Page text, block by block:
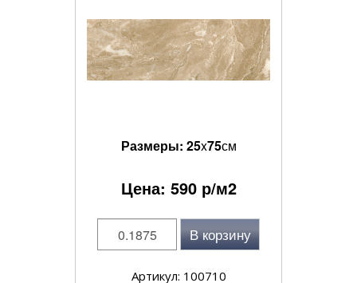
Размеры: 25x75см
Цена: 590р/м2
В корзину
Артикул: 100710